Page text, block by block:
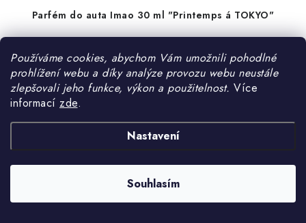
Používáme cookies, abychom Vám umožnili pohodlné
prohlížení webu a díky analýze provozu webu neustále
zlepšovali jeho funkce, výkon a použitelnost. Více
informací zde.
Nastavení
Souhlasím
Parfém do auta Imao 30 ml "Printemps á TOKYO"